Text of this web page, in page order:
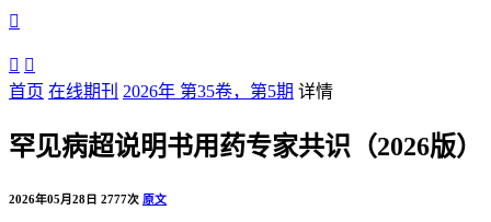

 
首页 在线期刊 2026年 第35卷，第5期 详情
罕见病超说明书用药专家共识（2026版）
2026年05月28日 2777次 原文